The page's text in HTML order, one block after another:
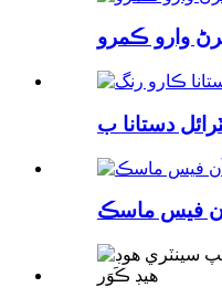
وارو ڪمرو
آن فيس ماسڪ